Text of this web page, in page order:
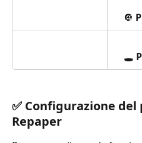
🔘
🕳️
✅ Configurazione
Repaper